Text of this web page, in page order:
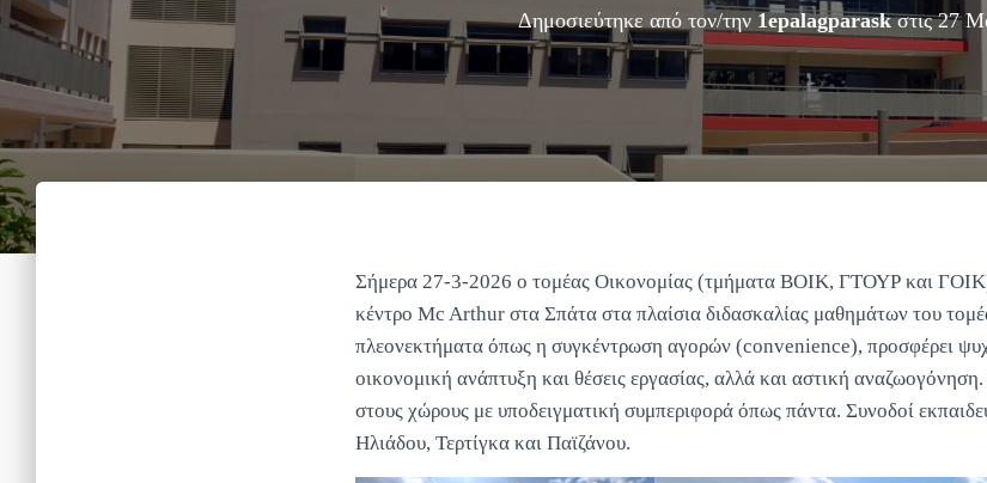
Δημοσιεύτηκε από τον/την 1epalagparaskστις27
Σήμερα 27-3-2026 ο τομέας Οικονομίας (τμήματα ΒΟΙΚ, ΓΤΟΥΡ και
κέντρο Μc Arthur στα Σπάτα στα πλαίσια διδασκαλίας μαθημάτων του
πλεονεκτήματα όπως η συγκέντρωση αγορών (convenience), προσφέρει
οικονομική ανάπτυξη και θέσεις εργασίας, αλλά και αστική
στους χώρους με υποδειγματική συμπεριφορά όπως πάντα. Συνοδοί
Ηλιάδου, Τερτίγκα και Παϊζάνου.